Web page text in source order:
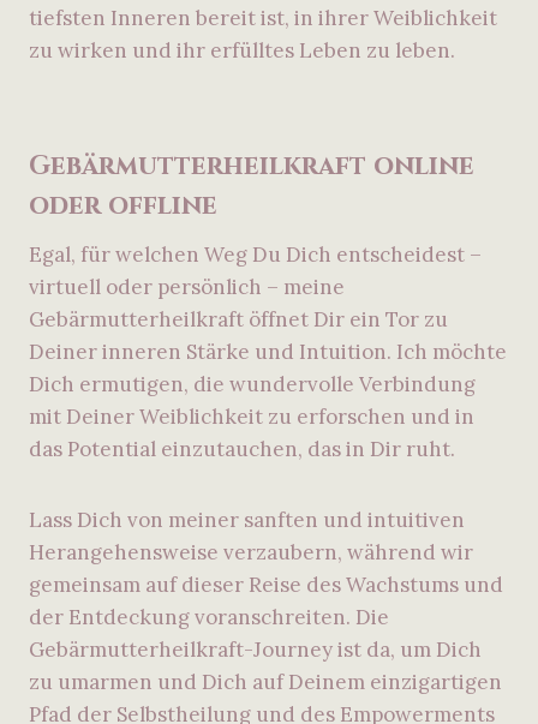
tiefsten Inneren bereit ist, in ihrer Weiblichkeit
zu wirken und ihr erfülltes Leben zu leben.
Gebärmutterheilkraft online
oder offline
Egal, für welchen Weg Du Dich entscheidest –
virtuell oder persönlich – meine
Gebärmutterheilkraft öffnet Dir ein Tor zu
Deiner inneren Stärke und Intuition. Ich möchte
Dich ermutigen, die wundervolle Verbindung
mit Deiner Weiblichkeit zu erforschen und in
das Potential einzutauchen, das in Dir ruht.
Lass Dich von meiner sanften und intuitiven
Herangehensweise verzaubern, während wir
gemeinsam auf dieser Reise des Wachstums und
der Entdeckung voranschreiten. Die
Gebärmutterheilkraft-Journey ist da, um Dich
zu umarmen und Dich auf Deinem einzigartigen
Pfad der Selbstheilung und des Empowerments